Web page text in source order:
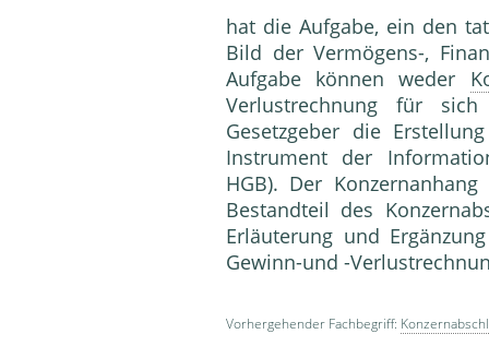
hat die Aufgabe, ein den
Bild der Vermögens-,
Aufgabe können weder
Verlustrechnung für
Gesetzgeber die
Instrument der
HGB). Der
Bestandteil des
Erläuterung und
Gewinn-und -
Vorhergehender Fachbegriff: